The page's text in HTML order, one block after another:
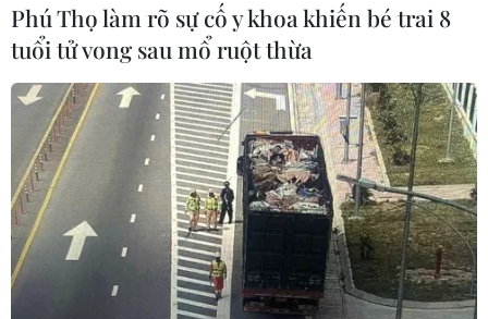
Phú Thọ làm rõ sự cố y khoa khiến bé trai 8
tuổi tử vong sau mổ ruột thừa